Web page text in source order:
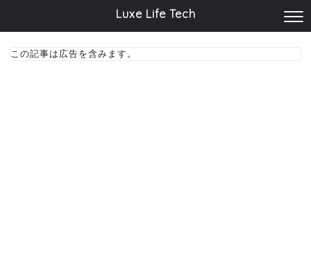
Luxe Life Tech
この記事は広告を含みます。